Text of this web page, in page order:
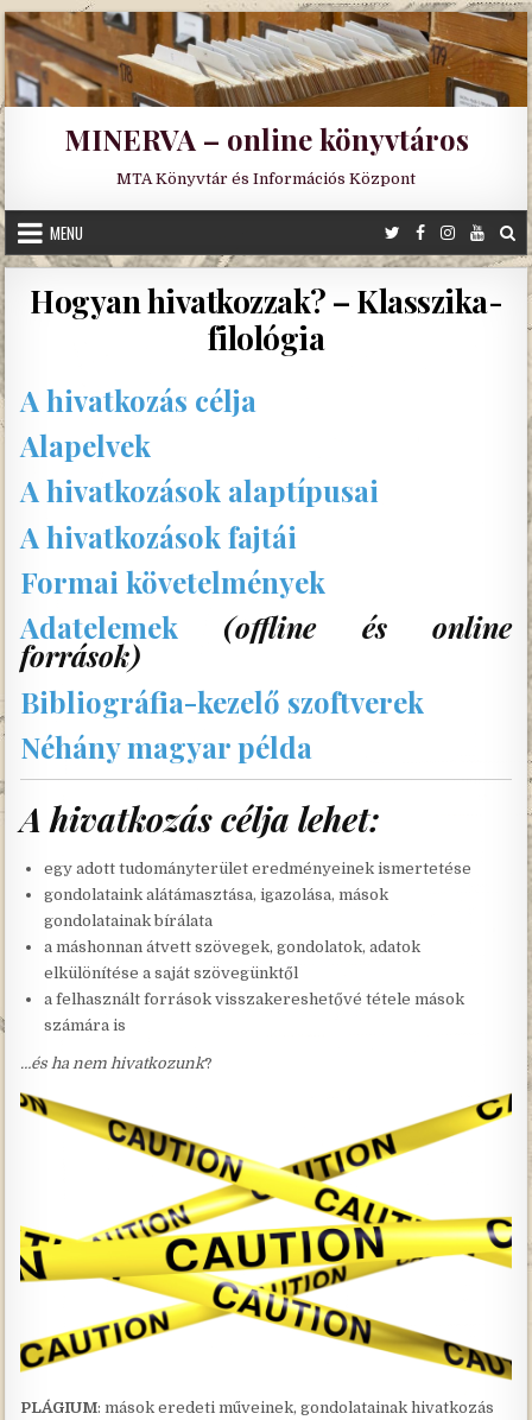
Skip
to
content
MINERVA – online könyvtáros
MTA Könyvtár és Információs Központ
MENU
Hogyan hivatkozzak? – Klasszika-
filológia
A hivatkozás célja
Alapelvek
A hivatkozások alaptípusai
A hivatkozások fajtái
Formai követelmények
Adatelemek (offline és online
források)
Bibliográfia-kezelő szoftverek
Néhány magyar példa
A hivatkozás célja lehet:
egy adott tudományterület eredményeinek ismertetése
gondolataink alátámasztása, igazolása, mások
gondolatainak bírálata
a máshonnan átvett szövegek, gondolatok, adatok
elkülönítése a saját szövegünktől
a felhasznált források visszakereshetővé tétele mások
számára is
…és ha nem hivatkozunk?
PLÁGIUM: mások eredeti műveinek, gondolatainak hivatkozás